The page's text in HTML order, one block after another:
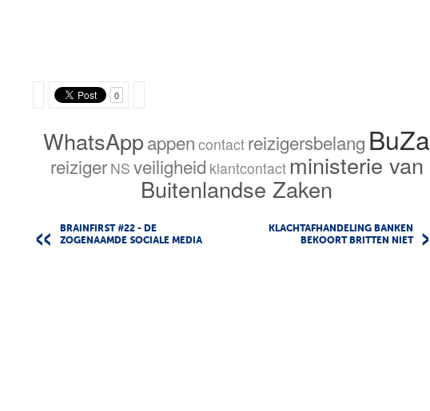
0
WhatsAppappen contact reizigersbelang BuZa
reiziger NS veiligheid klantcontact ministerie van
Buitenlandse Zaken
BRAINFIRST #22 - DE
ZOGENAAMDE SOCIALE MEDIA
KLACHTAFHANDELING BANKEN
BEKOORT BRITTEN NIET